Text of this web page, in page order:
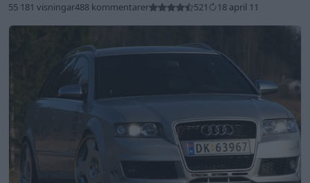
55 181 visningar488 kommentarer 521 18 april 11